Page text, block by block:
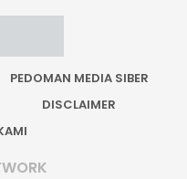
PEDOMAN MEDIA SIBER
DISCLAIMER